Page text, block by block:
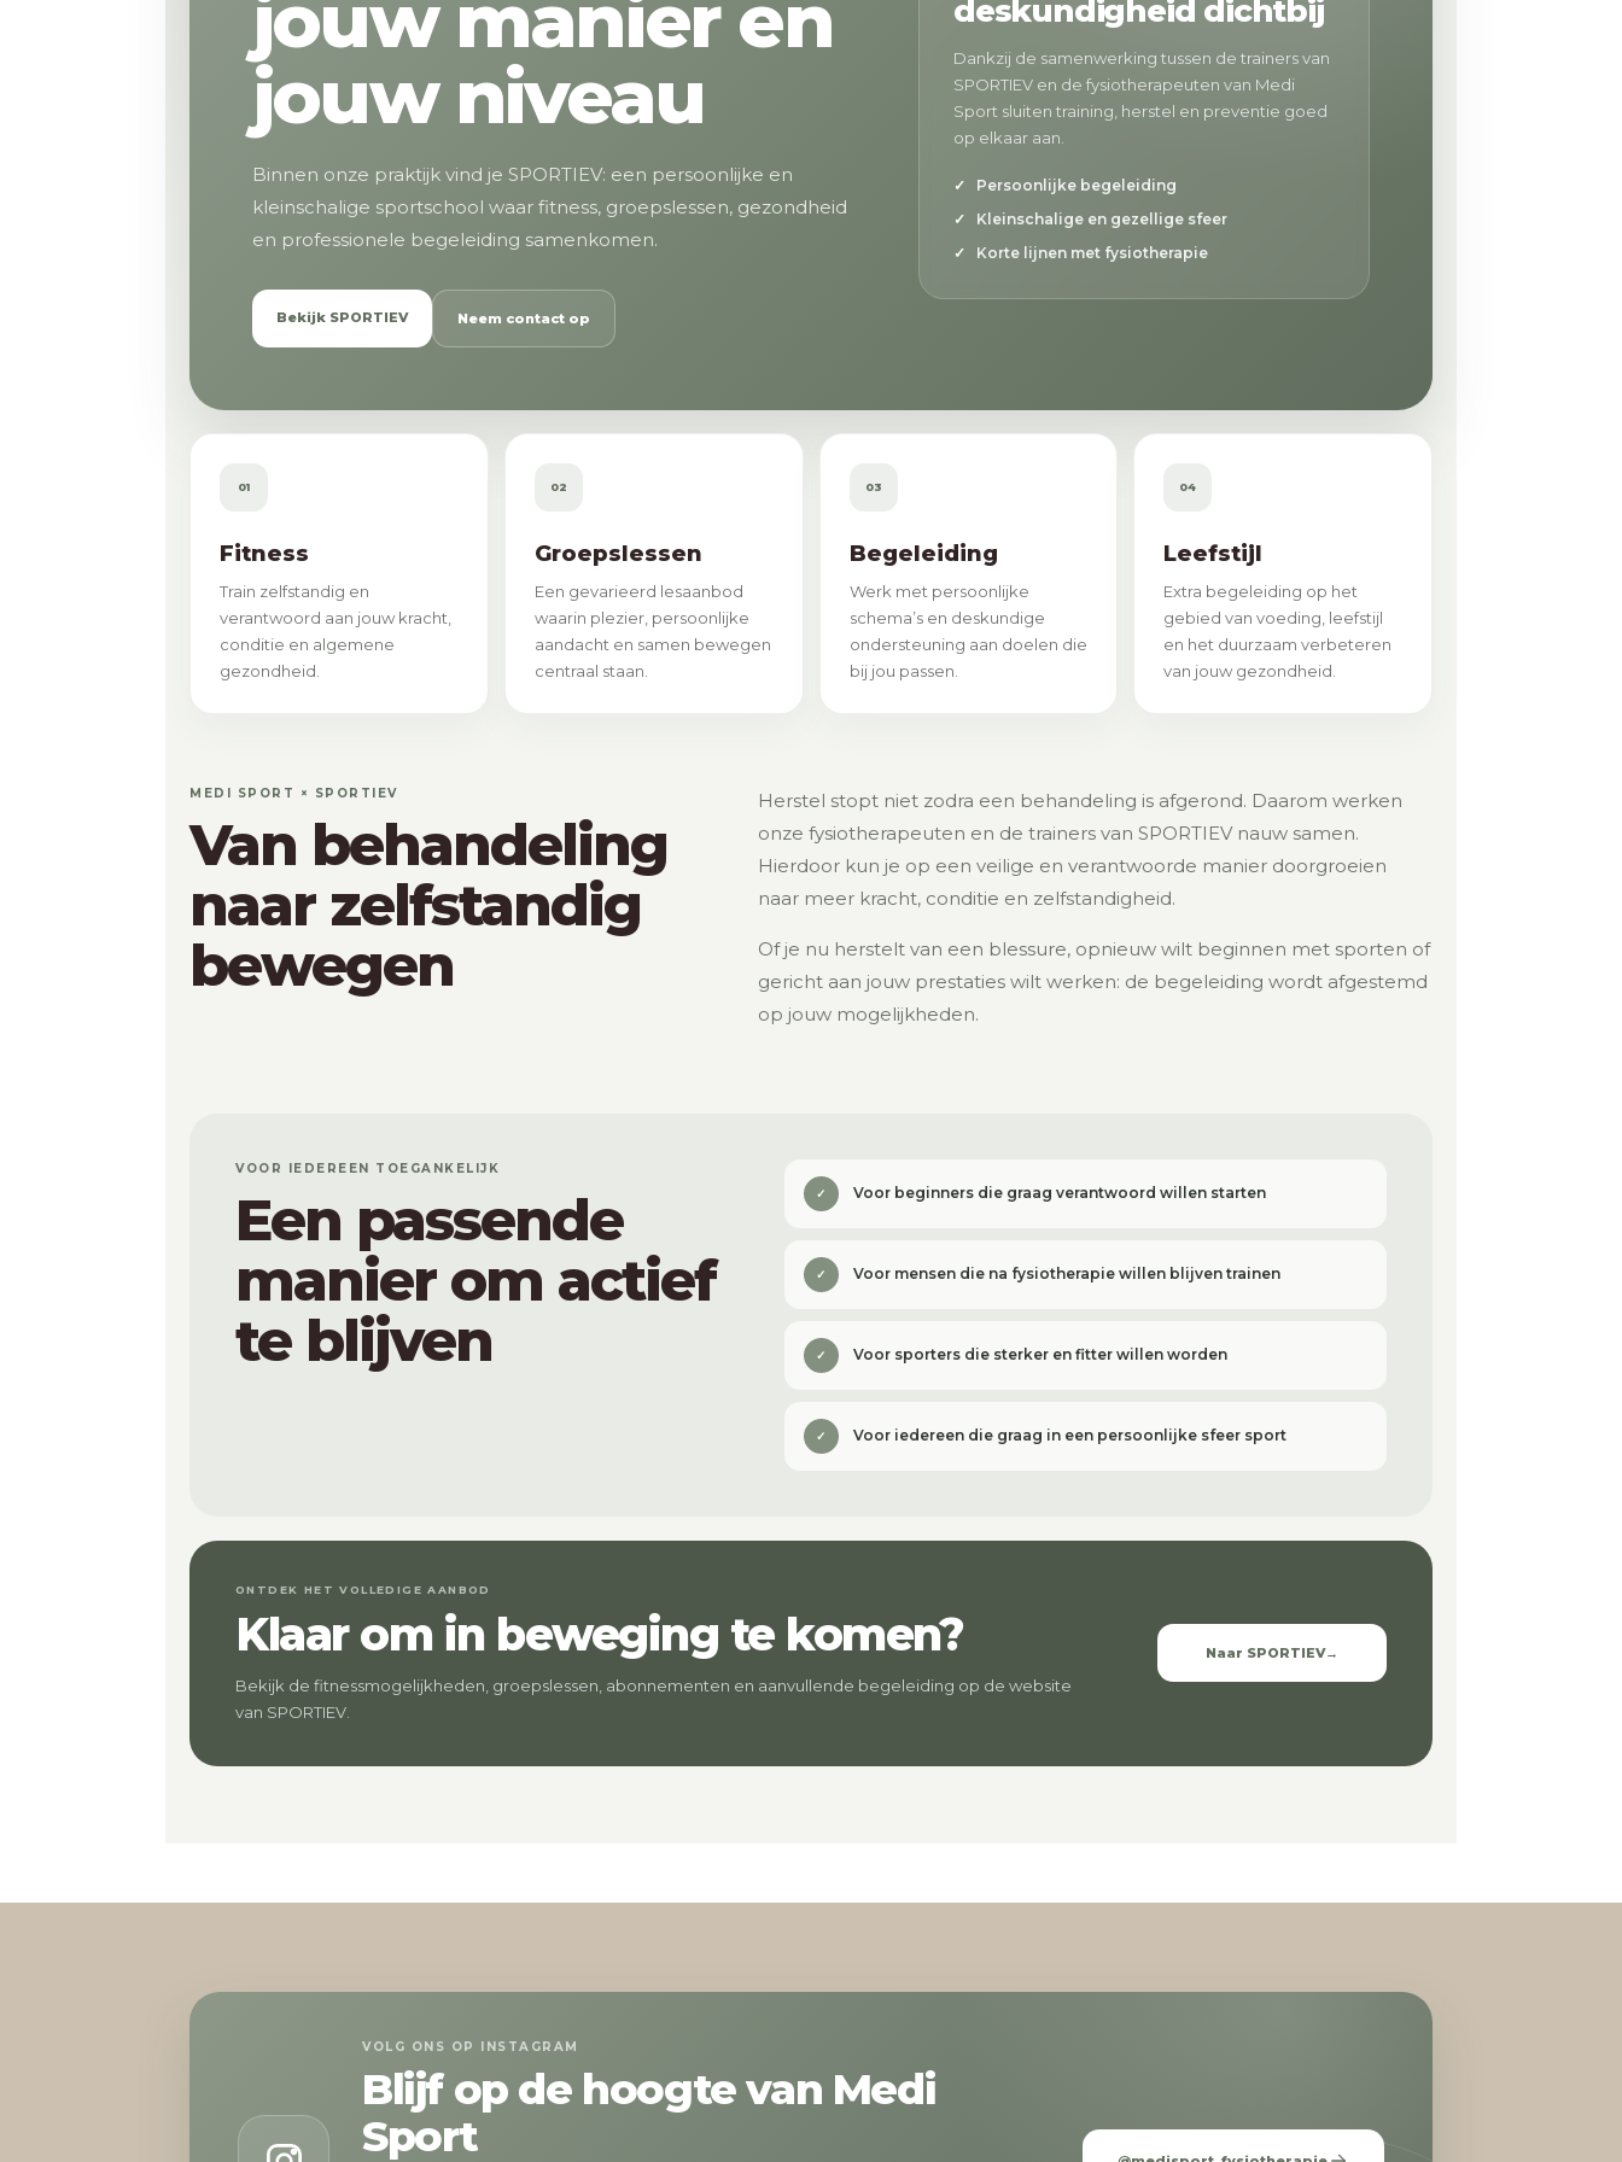
jouw manier en
jouw niveau
Binnen onze praktijk vind je SPORTIEV: een persoonlijke en
kleinschalige sportschool waar fitness, groepslessen, gezondheid
en professionele begeleiding samenkomen.
Bekijk SPORTIEV Neem contact op
deskundigheid dichtbij
Dankzij de samenwerking tussen de trainers van
SPORTIEV en de fysiotherapeuten van Medi
Sport sluiten training, herstel en preventie goed
op elkaar aan.
Persoonlijke begeleiding
Kleinschalige en gezellige sfeer
Korte lijnen met fysiotherapie
01
Fitness
Train zelfstandig en
verantwoord aan jouw kracht,
conditie en algemene
gezondheid.
02
Groepslessen
Een gevarieerd lesaanbod
waarin plezier, persoonlijke
aandacht en samen bewegen
centraal staan.
03
Begeleiding
Werk met persoonlijke
schema’s en deskundige
ondersteuning aan doelen die
bij jou passen.
04
Leefstijl
Extra begeleiding op het
gebied van voeding, leefstijl
en het duurzaam verbeteren
van jouw gezondheid.
MEDI SPORT × SPORTIEV
Van behandeling
naar zelfstandig
bewegen
Herstel stopt niet zodra een behandeling is afgerond. Daarom werken
onze fysiotherapeuten en de trainers van SPORTIEV nauw samen.
Hierdoor kun je op een veilige en verantwoorde manier doorgroeien
naar meer kracht, conditie en zelfstandigheid.
Of je nu herstelt van een blessure, opnieuw wilt beginnen met sporten of
gericht aan jouw prestaties wilt werken: de begeleiding wordt afgestemd
op jouw mogelijkheden.
VOOR IEDEREEN TOEGANKELIJK
Een passende
manier om actief
te blijven
✓ Voor beginners die graag verantwoord willen starten
✓ Voor mensen die na fysiotherapie willen blijven trainen
✓ Voor sporters die sterker en fitter willen worden
✓ Voor iedereen die graag in een persoonlijke sfeer sport
ONTDEK HET VOLLEDIGE AANBOD
Klaar om in beweging te komen?
Bekijk de fitnessmogelijkheden, groepslessen, abonnementen en aanvullende begeleiding op de website
van SPORTIEV.
Naar SPORTIEV→
VOLG ONS OP INSTAGRAM
Blijf op de hoogte van Medi
Sport